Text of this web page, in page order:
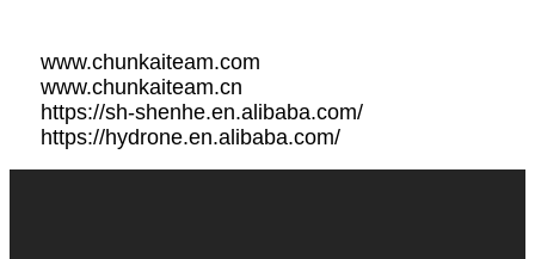
www.chunkaiteam.com
www.chunkaiteam.cn
https://sh-shenhe.en.alibaba.com/
https://hydrone.en.alibaba.com/